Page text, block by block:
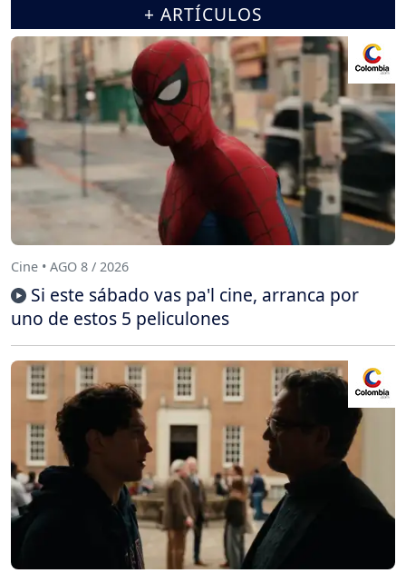
+ ARTÍCULOS
Cine • AGO 8 / 2026
Si este sábado vas pa'l cine, arranca por
uno de estos 5 peliculones